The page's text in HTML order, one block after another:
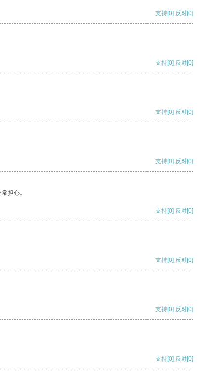
支持[0] 反对[0]
支持[0] 反对[0]
支持[0] 反对[0]
支持[0] 反对[0]
担心。
支持[0] 反对[0]
支持[0] 反对[0]
支持[0] 反对[0]
支持[0] 反对[0]